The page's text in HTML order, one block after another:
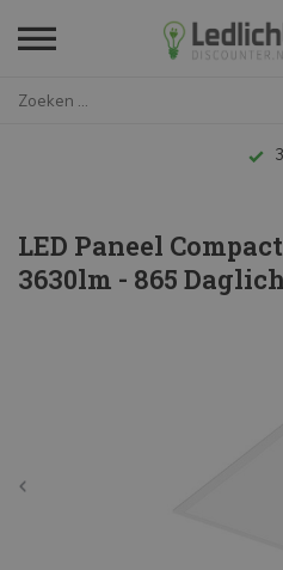
LED Paneel
3630lm - 865